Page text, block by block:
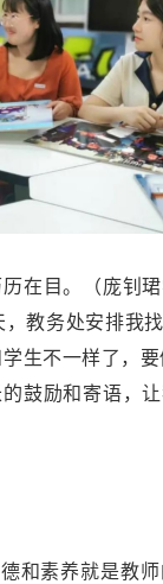
在目。（庞钊
教务处安排我
生不一样了，
鼓励和寄语，
和素养就是教